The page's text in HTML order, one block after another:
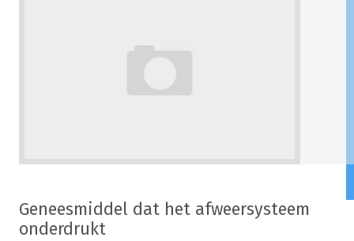
Geneesmiddel dat het afweersysteem
onderdrukt